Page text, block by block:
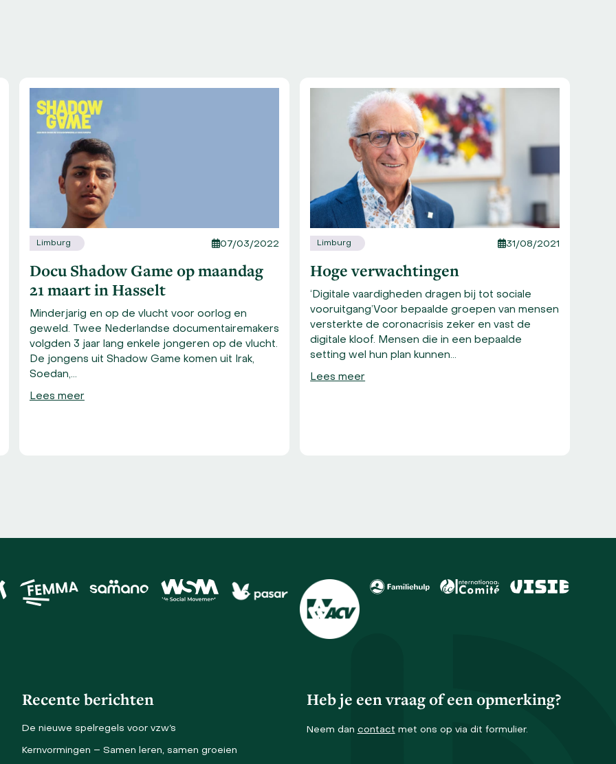
Limburg 07/03/2022
Docu Shadow Game op maandag
21 maart in Hasselt
Minderjarig en op de vlucht voor oorlog en
geweld. Twee Nederlandse documentairemakers
volgden 3 jaar lang enkele jongeren op de vlucht.
De jongens uit Shadow Game komen uit Irak,
Soedan,…
Lees meer
Limburg 31/08/2021
Hoge verwachtingen
‘Digitale vaardigheden dragen bij tot sociale
vooruitgang’Voor bepaalde groepen van mensen
versterkte de coronacrisis zeker en vast de
digitale kloof. Mensen die in een bepaalde
setting wel hun plan kunnen…
Lees meer
Recente berichten
De nieuwe spelregels voor vzw’s
Kernvormingen – Samen leren, samen groeien
Heb je een vraag of een opmerking?
Neem dan contact met ons op via dit formulier.